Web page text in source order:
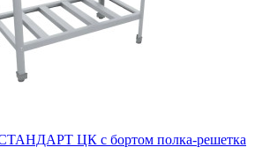
ЦК с бортом полка-решетка